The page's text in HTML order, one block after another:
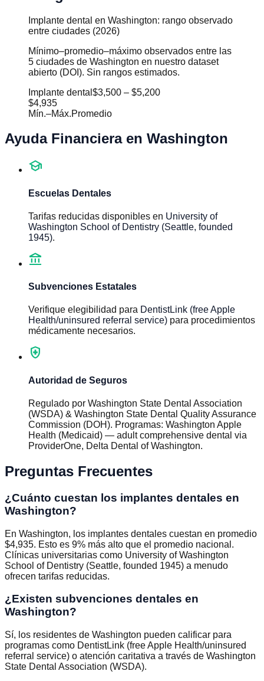
Implante dental en Washington: rango observado
entre ciudades (2026)
Mínimo–promedio–máximo observados entre las
5 ciudades de Washington en nuestro dataset
abierto (DOI). Sin rangos estimados.
Implante dental $3,500 – $5,200
$4,935
Mín.–Máx.Promedio
Ayuda Financiera en Washington
school
Escuelas Dentales
Tarifas reducidas disponibles en University of
Washington School of Dentistry (Seattle, founded
1945).
account_balance
Subvenciones Estatales
Verifique elegibilidad para DentistLink (free Apple
Health/uninsured referral service) para procedimientos
médicamente necesarios.
health_and_safety
Autoridad de Seguros
Regulado por Washington State Dental Association
(WSDA) & Washington State Dental Quality Assurance
Commission (DOH). Programas: Washington Apple
Health (Medicaid) — adult comprehensive dental via
ProviderOne, Delta Dental of Washington.
Preguntas Frecuentes
¿Cuánto cuestan los implantes dentales en
Washington?
En Washington, los implantes dentales cuestan en promedio
$4,935. Esto es 9% más alto que el promedio nacional.
Clínicas universitarias como University of Washington
School of Dentistry (Seattle, founded 1945) a menudo
ofrecen tarifas reducidas.
¿Existen subvenciones dentales en
Washington?
Sí, los residentes de Washington pueden calificar para
programas como DentistLink (free Apple Health/uninsured
referral service) o atención caritativa a través de Washington
State Dental Association (WSDA).